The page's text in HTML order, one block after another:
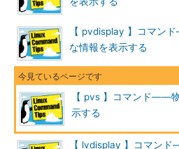
【 pvdisplay 】コマン
な情報を表示する
【 pvs 】コマンド――
示する
【 lvdisplay 】コマン